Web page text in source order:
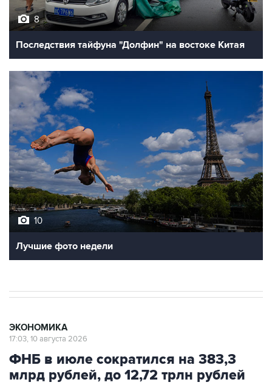
8
Последствия тайфуна "Долфин" на востоке Китая
10
Лучшие фото недели
ЭКОНОМИКА
17:03, 10 августа 2026
ФНБ в июле сократился на 383,3
млрд рублей, до 12,72 трлн рублей